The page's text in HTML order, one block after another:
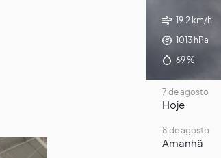
19.2 km/h
1013 hPa
69%
7 de agosto
Hoje
8 de agosto
Amanhã